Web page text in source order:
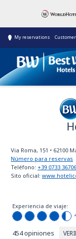
My reservations Customer
Via Roma, 151 • 62100
Número para reservas
Teléfono: +39 0733
Sito oficial:
Experiencia de viaje:
454 opiniones